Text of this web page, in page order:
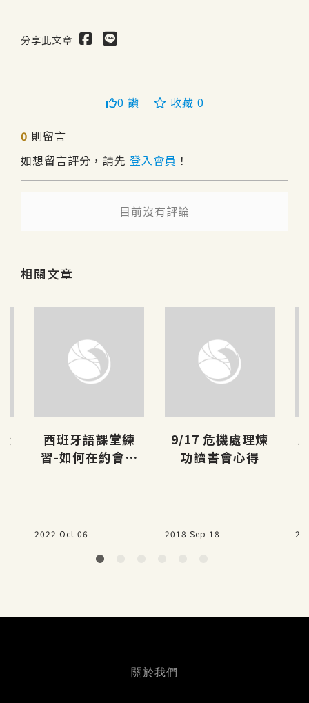
分享此文章
0 讚 收藏 0
0 則留言
如想留言評分，請先 登入會員 ！
目前沒有評論
相關文章
西班牙語課堂練
習-如何在約會時
2022 Oct 06
9/17 危機處理煉
功讀書會心得
2018 Sep 18
關於我們